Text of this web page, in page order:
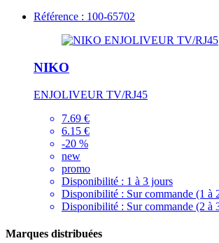
Référence : 100-65702
NIKO
ENJOLIVEUR TV/RJ45
7.69 €
6.15 €
-20 %
new
promo
Disponibilité : 1 à 3 jours
Disponibilité : Sur commande (1 à
Disponibilité : Sur commande (2 à
Marques distribuées